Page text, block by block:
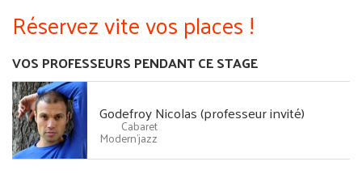
Réservez vite vos places !
VOS PROFESSEURS PENDANT CE STAGE
Godefroy Nicolas (professeur invité)
Cabaret
Modern'jazz